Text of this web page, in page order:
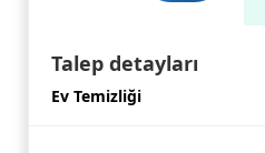
Talep detayları
Ev Temizliği